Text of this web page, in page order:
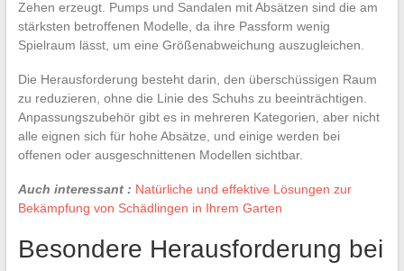
Zehen erzeugt. Pumps und Sandalen mit Absätzen sind die am
stärksten betroffenen Modelle, da ihre Passform wenig
Spielraum lässt, um eine Größenabweichung auszugleichen.
Die Herausforderung besteht darin, den überschüssigen Raum
zu reduzieren, ohne die Linie des Schuhs zu beeinträchtigen.
Anpassungszubehör gibt es in mehreren Kategorien, aber nicht
alle eignen sich für hohe Absätze, und einige werden bei
offenen oder ausgeschnittenen Modellen sichtbar.
Auch interessant : Natürliche und effektive Lösungen zur
Bekämpfung von Schädlingen in Ihrem Garten
Besondere Herausforderung bei